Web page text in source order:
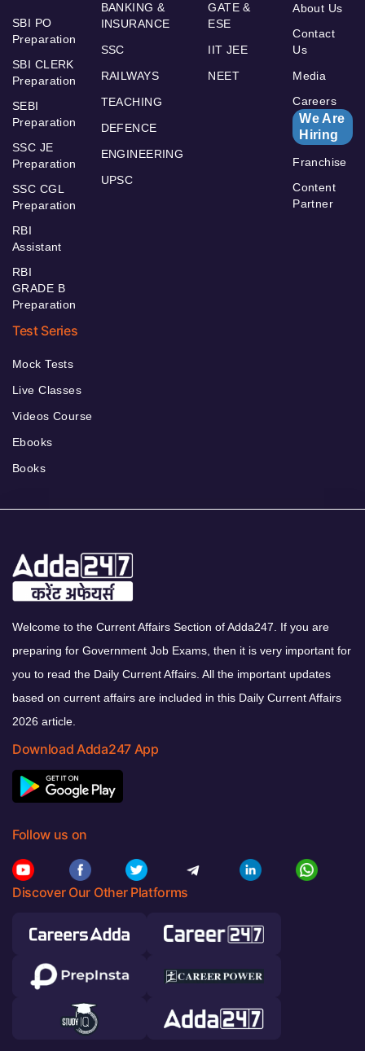
SBI PO
Preparation
SBI CLERK
Preparation
SEBI
Preparation
SSC JE
Preparation
SSC CGL
Preparation
RBI
Assistant
RBI
GRADE B
Preparation
BANKING &
INSURANCE
SSC
RAILWAYS
TEACHING
DEFENCE
ENGINEERING
UPSC
GATE &
ESE
IIT JEE
NEET
About Us
Contact
Us
Media
Careers
We Are
Hiring
Franchise
Content
Partner
Test Series
Mock Tests
Live Classes
Videos Course
Ebooks
Books
Welcome to the Current Affairs Section of Adda247. If you are
preparing for Government Job Exams, then it is very important for
you to read the Daily Current Affairs. All the important updates
based on current affairs are included in this Daily Current Affairs
2026 article.
Download Adda247 App
Follow us on
Discover Our Other Platforms